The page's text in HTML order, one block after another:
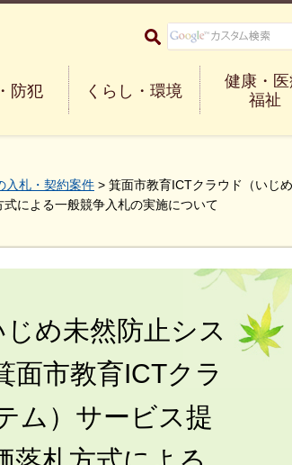
箕面市 Minoh City
防犯 くらし・環境
健康・医
福祉
入札・契約案件 > 箕面市教育ICTクラウド（いじ
による一般競争入札の実施について
め未然防止シス
面市教育ICTクラ
ム）サービス提